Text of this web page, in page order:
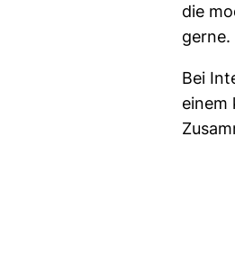
die
gerne.
Bei
einem